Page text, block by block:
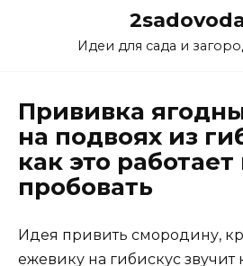
Идеи для сада и
Прививка
на подвоях из
как это
пробовать
Идея привить смородину,
ежевику на гибискус звучит